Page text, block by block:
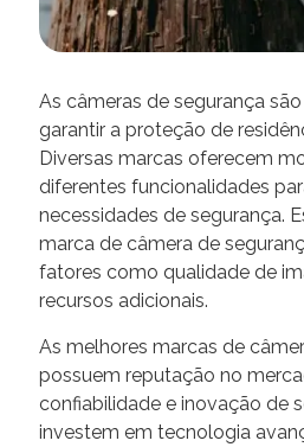
As câmeras de segurança
garantir a proteção de
Diversas marcas oferecem
diferentes funcionalidades
necessidades de segurança.
marca de câmera de
fatores como qualidade de
recursos adicionais.
As melhores marcas de
possuem reputação no
confiabilidade e inovação de
investem em tecnologia